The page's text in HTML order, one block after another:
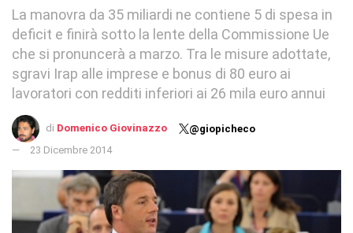
La manovra da 35 miliardi ne contiene 5 di spesa in
deficit e finirà sotto la lente della Commissione Ue
che si pronuncerà a marzo. Tra le misure adottate,
sgravi Irap alle imprese e bonus di 80 euro ai
lavoratori con redditi inferiori ai 26 mila euro annui
di Domenico Giovinazzo
@giopicheco
23 Dicembre 2014